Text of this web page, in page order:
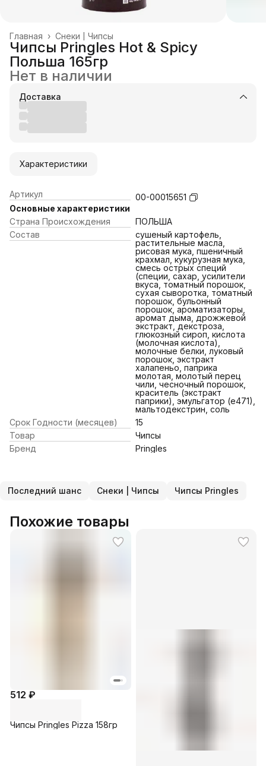
Снеки | Чипсы
Главная ›
Чипсы Pringles Hot & Spicy
Польша 165гр
Нет в наличии
Доставка
Характеристики
Артикул
00-00015651
Основные характеристики
Страна Происхождения
ПОЛЬША
Состав
сушеный картофель,
растительные масла,
рисовая мука, пшеничный
крахмал, кукурузная мука,
смесь острых специй
(специи, сахар, усилители
вкуса, томатный порошок,
сухая сыворотка, томатный
порошок, бульонный
порошок, ароматизаторы,
аромат дыма, дрожжевой
экстракт, декстроза,
глюкозный сироп, кислота
(молочная кислота),
молочные белки, луковый
порошок, экстракт
халапеньо, паприка
молотая, молотый перец
чили, чесночный порошок,
краситель (экстракт
паприки), эмульгатор (е471),
мальтодекстрин, соль
Срок Годности (месяцев)
15
Товар
Чипсы
Бренд
Pringles
Последний шанс Снеки | Чипсы Чипсы Pringles
Похожие товары
512 ₽
Чипсы Pringles Pizza 158гр